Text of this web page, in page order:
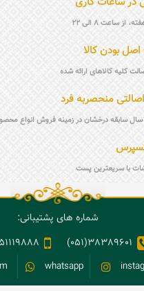
و دل انسان در
از ساعت 8 الی 22
بودن کالا
کلیه کالاهای ارائه شده
اصالتی منحصربه فرد
با سریعترین پست
شماره های پشتیبانی:
38389601(051)
whatsapp